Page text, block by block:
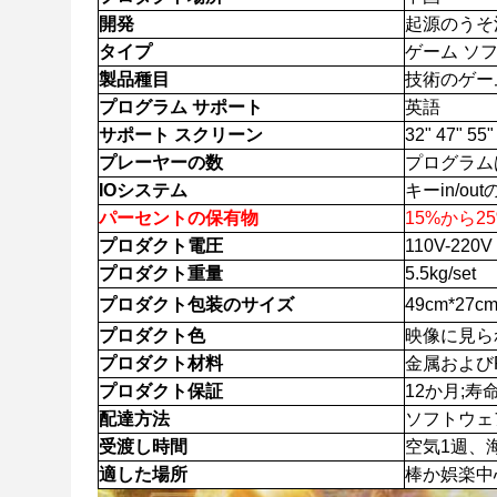
開発
起源のうそ
タイプ
ゲーム ソ
製品種目
技術のゲー
プログラム サポート
英語
サポート スクリーン
32" 47"
プレーヤーの数
プログラ
IOシステム
キーin/out
パーセントの保有物
15%から
プロダクト電圧
110V-220V
プロダクト重量
5.5kg/set
プロダクト包装のサイズ
プロダクト色
映像に見
プロダクト材料
金属およ
プロダクト保証
12か月;寿
配達方法
ソフトウ
受渡し時間
空気1週、
適した場所
棒か娯楽中